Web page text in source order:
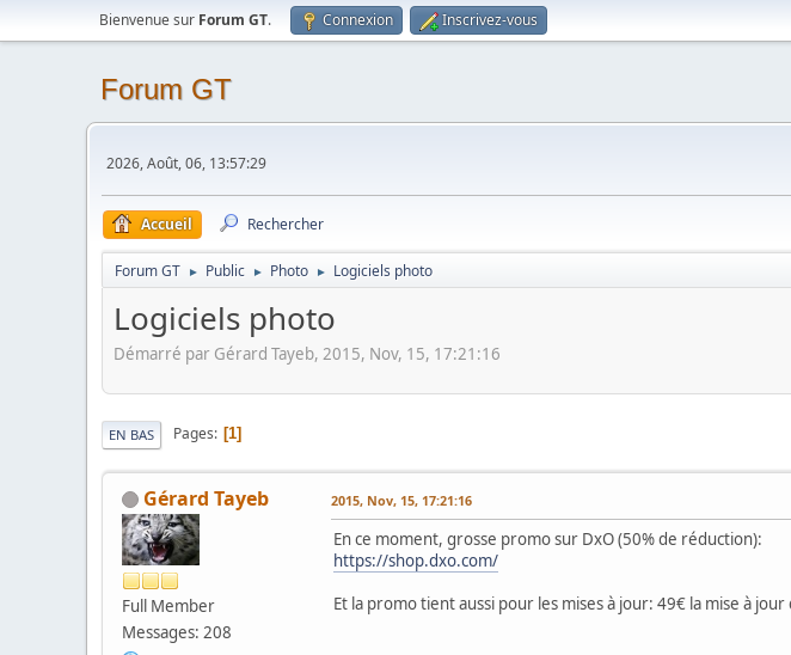
Bienvenue sur Forum GT. Connexion Inscrivez-vous
Forum GT
2026, Août, 06, 13:57:29
Accueil Rechercher
Forum GT ► Public ► Photo ► Logiciels photo
Logiciels photo
Démarré par Gérard Tayeb, 2015, Nov, 15, 17:21:16
EN BAS Pages 1
Gérard Tayeb
Full Member
Messages: 208
2015, Nov, 15, 17:21:16
En ce moment, grosse promo sur DxO (50% de réduction):
https://shop.dxo.com/
Et la promo tient aussi pour les mises à jour: 49€ la mise à